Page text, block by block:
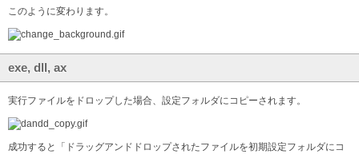
このように変わります。
exe, dll, ax
実行ファイルをドロップした場合、設定フォルダにコピーされます。
成功すると「ドラッグアンドドロップされたファイルを初期設定フォルダにコ